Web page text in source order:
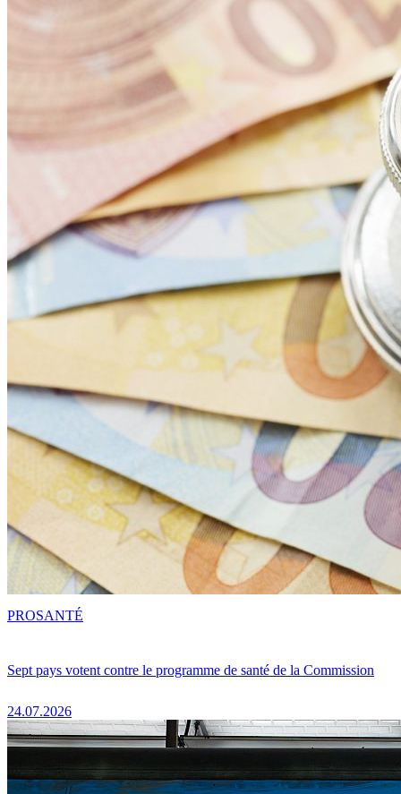
Sept pays votent contre le programme de santé de la Commission
24.07.2026
PROSANTÉ